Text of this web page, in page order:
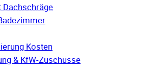
Dachschräge
Kosten
& KfW-Zuschüsse